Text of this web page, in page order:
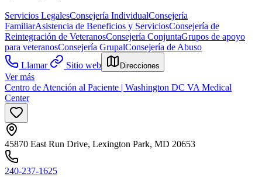
Servicios LegalesConsejería IndividualConsejería
FamiliarAsistencia de Beneficios y ServiciosConsejería de
Reintegración de VeteranosConsejería ConjuntaGrupos de apoyo
para veteranosConsejería GrupalConsejería de Abuso
Llamar
Sitio web Direcciones
Ver más
Centro de Atención al Paciente | Washington DC VA Medical
Center
45870 East Run Drive, Lexington Park, MD 20653
240-237-1625